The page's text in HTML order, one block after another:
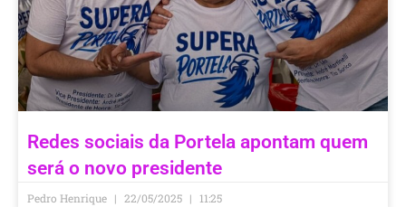
Redes sociais da Portela apontam quem
será o novo presidente
Pedro Henrique 22/05/2025 11:25